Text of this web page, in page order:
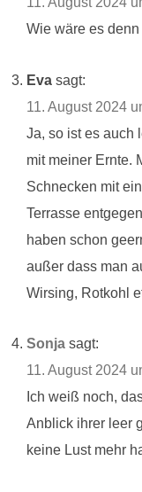
Wie wäre es
Eva sagt:
11. August 2024
Ja, so ist es auch
mit meiner Ernte.
Schnecken mit
Terrasse
haben schon
außer dass man
Wirsing, Rotkohl
Sonja sagt:
11. August 2024
Ich weiß noch,
Anblick ihrer leer
keine Lust mehr